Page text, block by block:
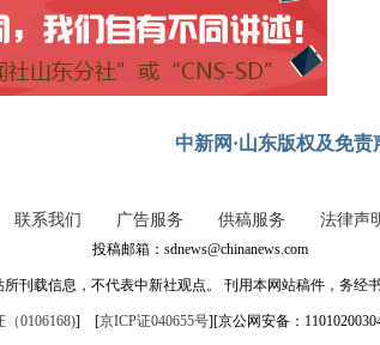
中新网·山东版权及免责
联系我们 广告服务 供稿服务 法律声
投稿邮箱：sdnews@chinanews.com
所刊载信息，不代表中新社观点。 刊用本网站稿件，务经书
0106168)] [京ICP证040655号][京公网安备：